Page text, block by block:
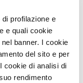
profilazione e
e quali cookie
banner. I cookie
del sito e per
cookie di analisi di
rendimento